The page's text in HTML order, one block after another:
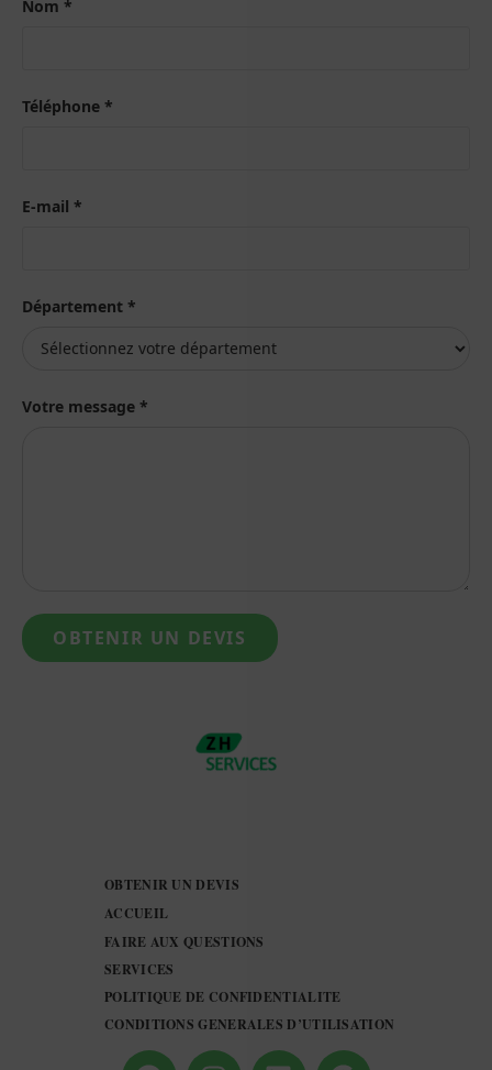
Nom *
Téléphone *
E-mail *
Département *
Votre message *
OBTENIR UN DEVIS
OBTENIR UN DEVIS
ACCUEIL
FAIRE AUX QUESTIONS
SERVICES
POLITIQUE DE CONFIDENTIALITE
CONDITIONS GENERALES D’UTILISATION